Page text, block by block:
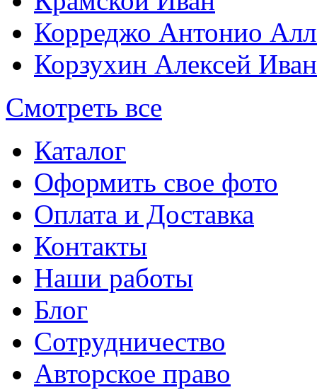
Корреджо Антонио
Корзухин Алексей
Смотреть все
Каталог
Оформить свое фото
Оплата и Доставка
Контакты
Наши работы
Блог
Сотрудничество
Авторское право